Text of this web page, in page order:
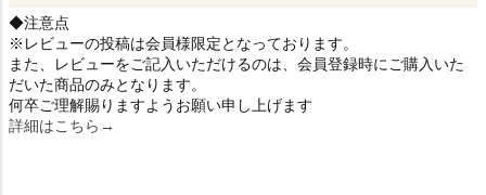
◆注意点
※レビューの投稿は会員様限定となっております。
また、レビューをご記入いただけるのは、会員登録時にご購入いた
だいた商品のみとなります。
何卒ご理解賜りますようお願い申し上げます
詳細はこちら→